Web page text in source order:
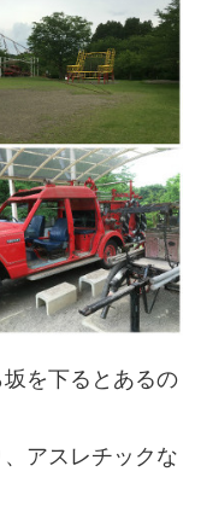
を下るとあるの
アスレチックな